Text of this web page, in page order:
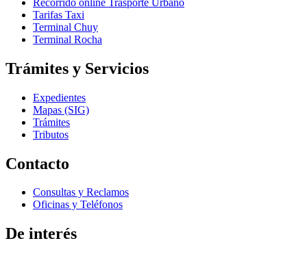
Tarifas Taxi
Terminal Chuy
Terminal Rocha
Trámites y Servicios
Expedientes
Mapas (SIG)
Trámites
Tributos
Contacto
Consultas y Reclamos
Oficinas y Teléfonos
De interés